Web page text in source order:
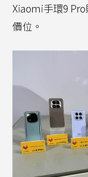
Xiaomi手環9
價位。